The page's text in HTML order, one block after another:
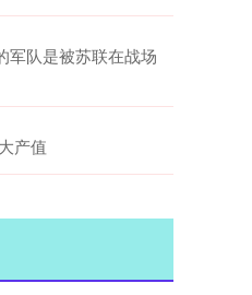
军队是被苏联在战场
产值